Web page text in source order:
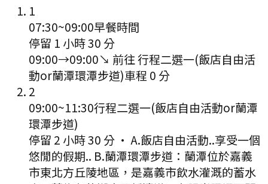
1
07:30~09:00早餐時間
停留 1 小時 30 分
09:00→09:00↘ 前往行程二選一(飯店自由活
動or蘭潭環潭步道)車程 0 分
2
09:00~11:30行程二選一(飯店自由活動or蘭潭
環潭步道)
停留 2 小時 30 分 · A.飯店自由活動..享受一個
悠閒的假期.. B.蘭潭環潭步道：蘭潭位於嘉義
市東北方丘陵地區，是嘉義市飲水灌溉的蓄水